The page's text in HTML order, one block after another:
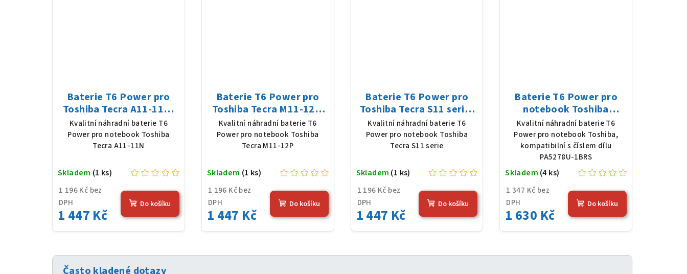
Baterie T6 Power pro
Toshiba Tecra A11-11N,
Li-Ion, 10,8 V, 5200 mAh
(56 Wh), černá
Kvalitní náhradní baterie T6
Power pro notebook Toshiba
Tecra A11-11N
1 196 Kč bez
DPH
1 447 Kč
Skladem (1 ks)
Do košíku
Baterie T6 Power pro
Toshiba Tecra M11-12P,
Li-Ion, 10,8 V, 5200 mAh
(56 Wh), černá
Kvalitní náhradní baterie T6
Power pro notebook Toshiba
Tecra M11-12P
1 196 Kč bez
DPH
1 447 Kč
Skladem (1 ks)
Do košíku
Baterie T6 Power pro
Toshiba Tecra S11 serie,
Li-Ion, 10,8 V, 5200 mAh
(56 Wh), černá
Kvalitní náhradní baterie T6
Power pro notebook Toshiba
Tecra S11 serie
1 196 Kč bez
DPH
1 447 Kč
Skladem (1 ks)
Do košíku
Baterie T6 Power pro
notebook Toshiba
PA5278U-1BRS, Li-Poly,
11,4 V, 4080 mAh (48 Wh),
černá
Kvalitní náhradní baterie T6
Power pro notebook Toshiba,
kompatibilní s číslem dílu
PA5278U-1BRS
1 347 Kč bez
DPH
1 630 Kč
Skladem (4 ks)
Do košíku
Často kladené dotazy